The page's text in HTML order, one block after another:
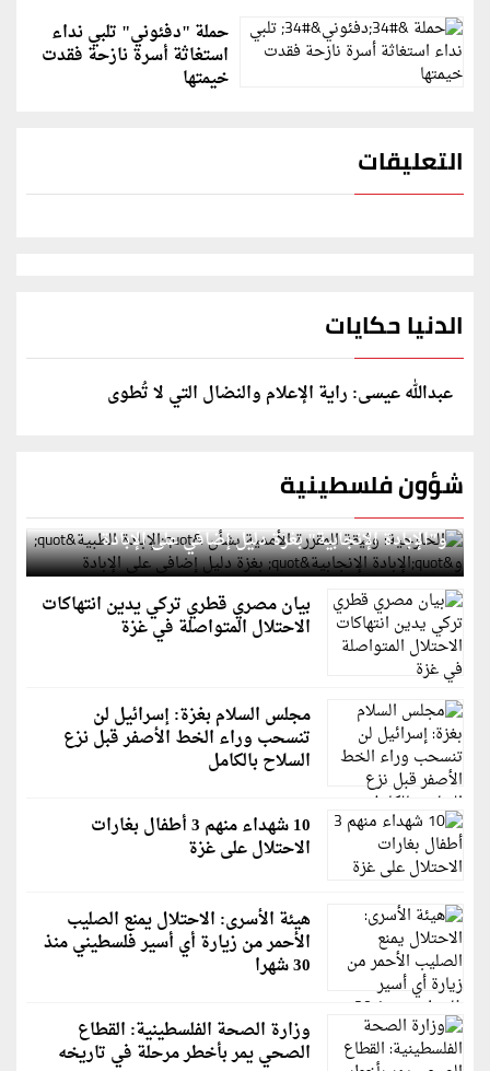
حملة "دفئوني" تلبي نداء
استغاثة أسرة نازحة فقدت
خيمتها
التعليقات
الدنيا حكايات
عبدالله عيسى: راية الإعلام والنضال التي لا تُطوى
شؤون فلسطينية
الخارجية: وثيقة المقررة الأممية بشأن "الإبادة الطبية"
و"الإبادة الإنجابية" بغزة دليل إضافي على الإبادة
بيان مصري قطري تركي يدين انتهاكات
الاحتلال المتواصلة في غزة
مجلس السلام بغزة: إسرائيل لن
تنسحب وراء الخط الأصفر قبل نزع
السلاح بالكامل
10 شهداء منهم 3 أطفال بغارات
الاحتلال على غزة
هيئة الأسرى: الاحتلال يمنع الصليب
الأحمر من زيارة أي أسير فلسطيني منذ
30 شهرا
وزارة الصحة الفلسطينية: القطاع
الصحي يمر بأخطر مرحلة في تاريخه